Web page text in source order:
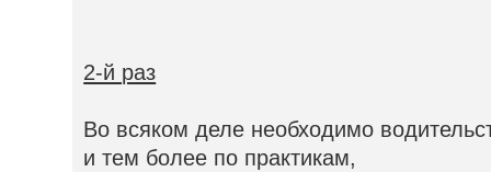
2-й раз
Во всяком деле необходимо
и тем более по практикам,